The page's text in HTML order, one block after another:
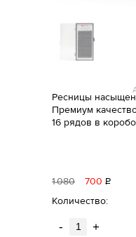
Ресницы
Премиум
16 рядов в
1080 700 Р
Количество:
- +